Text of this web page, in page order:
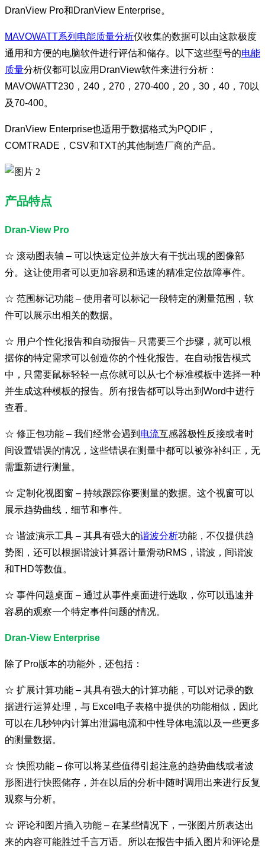
DranView Pro和DranView Enterprise。
MAVOWATT系列 电能质量分析仪收集的数据可以由这款极度
通用和方便的电脑软件进行评估和储存。以下这些型号的电能
质量分析仪都可以应用DranView软件来进行分析：
MAVOWATT230，240，270，270-400，20，30，40，70以
及70-400。
DranView Enterprise也适用于数据格式为PQDIF，
COMTRADE，CSV和TXT的其他制造厂商的产品。
产品特点
Dran-View Pro
☆ 滚动图表轴 – 可以快速定位并放大有干扰出现的图像部
分。这让使用者可以更加容易和迅速的精准定位故障事件。
☆ 范围标记功能 – 使用者可以标记一段特定的测量范围，软
件可以展示出相关的数据。
☆ 用户个性化报告和自动报告– 只需要三个步骤，就可以根
据你的特定需求可以创造你的个性化报告。在自动报告模式
中，只需要鼠标轻轻一点你就可以从七个标准模板中选择一种
并生成这种模板的报告。所有报告都可以导出到Word中进行
查看。
☆ 修正包功能 – 我们经常会遇到 电流互感器极性反接或者时
间设置错误的情况，这些错误在测量中都可以被弥补纠正，无
需重新进行测量。
☆ 定制化视图窗 – 持续跟踪你要测量的数据。这个视窗可以
展示趋势曲线，细节和事件。
☆ 谐波演示工具 – 其具有强大的谐波分析功能，不仅提供趋
势图，还可以根据谐波计算器计量滑动RMS，谐波，间谐波
和THD等数值。
☆ 事件问题桌面 – 通过从事件桌面进行选取，你可以迅速并
容易的观察一个特定事件问题的情况。
Dran-View Enterprise
除了Pro版本的功能外，还包括：
☆ 扩展计算功能 – 其具有强大的计算功能，可以对记录的数
据进行运算处理，与 Excel电子表格中提供的功能相似，因此
可以在几秒钟内计算出泄漏电流和中性导体电流以及一些更多
的测量数据。
☆快照功能 – 你可以将某些值得引起注意的趋势曲线或者波
形图进行快照储存，并在以后的分析中随时调用出来进行反复
观察与分析。
☆ 评论和图片插入功能 – 在某些情况下，一张图片所表达出
来的内容可能胜过千言万语。所以在报告中插入图片和评论是